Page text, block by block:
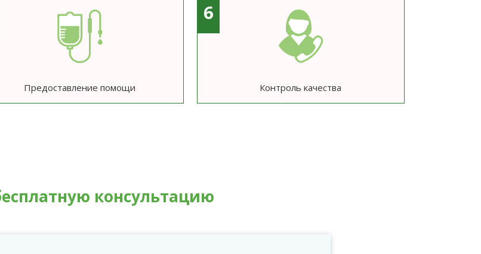
Предоставление помощи
6
Контроль качества
консультацию